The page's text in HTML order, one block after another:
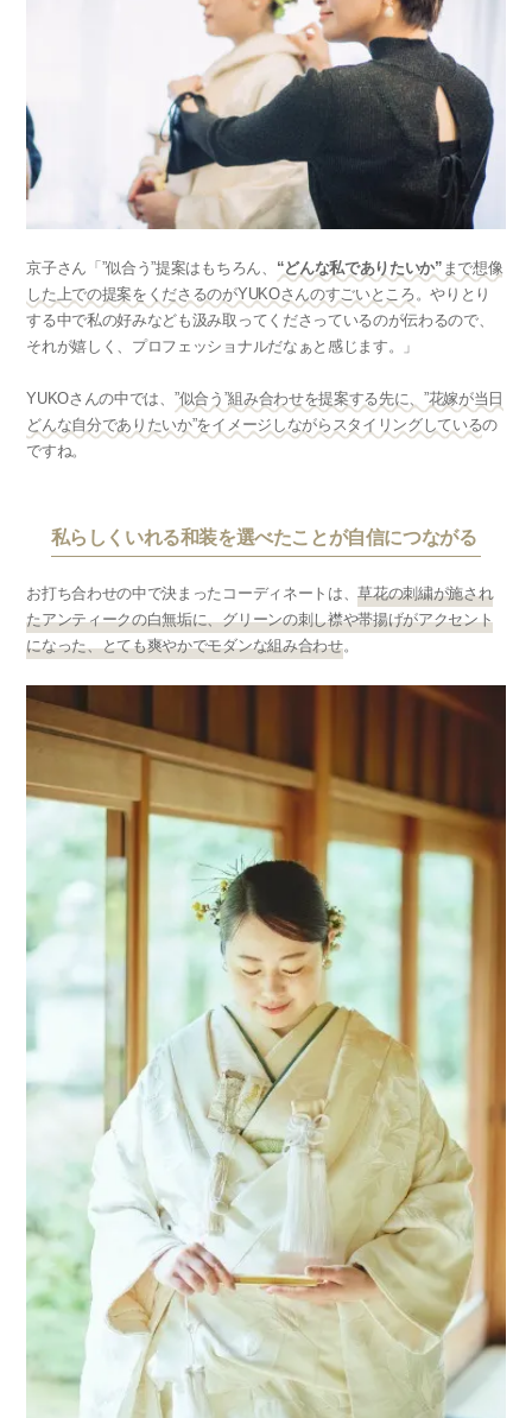
京子さん「”似合う”提案はもちろん、 “どんな私でありたいか” まで想像
した上での提案をくださるのがYUKOさんのすごいところ 。やりとり
する中で私の好みなども汲み取ってくださっているのが伝わるので、
それが嬉しく、プロフェッショナルだなぁと感じます。」
YUKOさんの中では、 ”似合う”組み合わせを提案する先に、”花嫁が当日
どんな自分でありたいか”をイメージしながらスタイリングしているの
ですね。
私らしくいれる和装を選べたことが自信につながる
お打ち合わせの中で決まったコーディネートは、草花の刺繍が施され
たアンティークの白無垢に、グリーンの刺し襟や帯揚げがアクセント
になった、とても爽やかでモダンな組み合わせ。